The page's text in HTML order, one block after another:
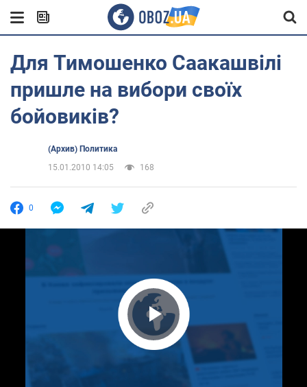
Для Тимошенко Саакашвілі
пришле на вибори своїх
бойовиків?
(Архив) Политика
15.01.2010 14:05
168
0
Play Video